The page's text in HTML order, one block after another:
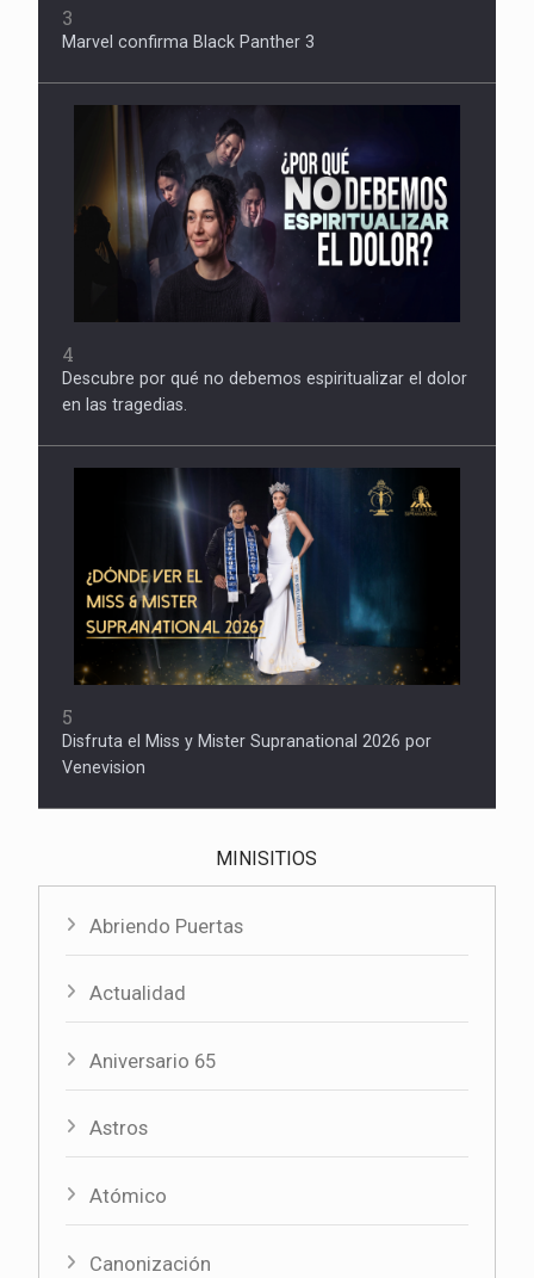
3
Marvel confirma Black Panther 3
4
Descubre por qué no debemos espiritualizar el dolor
en las tragedias.
5
Disfruta el Miss y Mister Supranational 2026 por
Venevision
MINISITIOS
Abriendo Puertas
Actualidad
Aniversario 65
Astros
Atómico
Canonización